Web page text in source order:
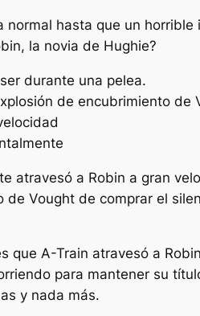
normal hasta que un
la novia de Hughie?
durante una pelea.
de encubrimiento de
atravesó a Robin a gran
Vought de comprar el
que A-Train atravesó a
para mantener su
y nada más.